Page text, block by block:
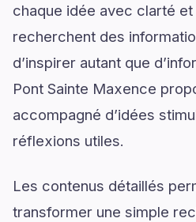
chaque idée avec clarté
recherchent des
d’inspirer autant que
Pont Sainte Maxence
accompagné d’idées
réflexions utiles.
Les contenus détaillés
transformer une simple